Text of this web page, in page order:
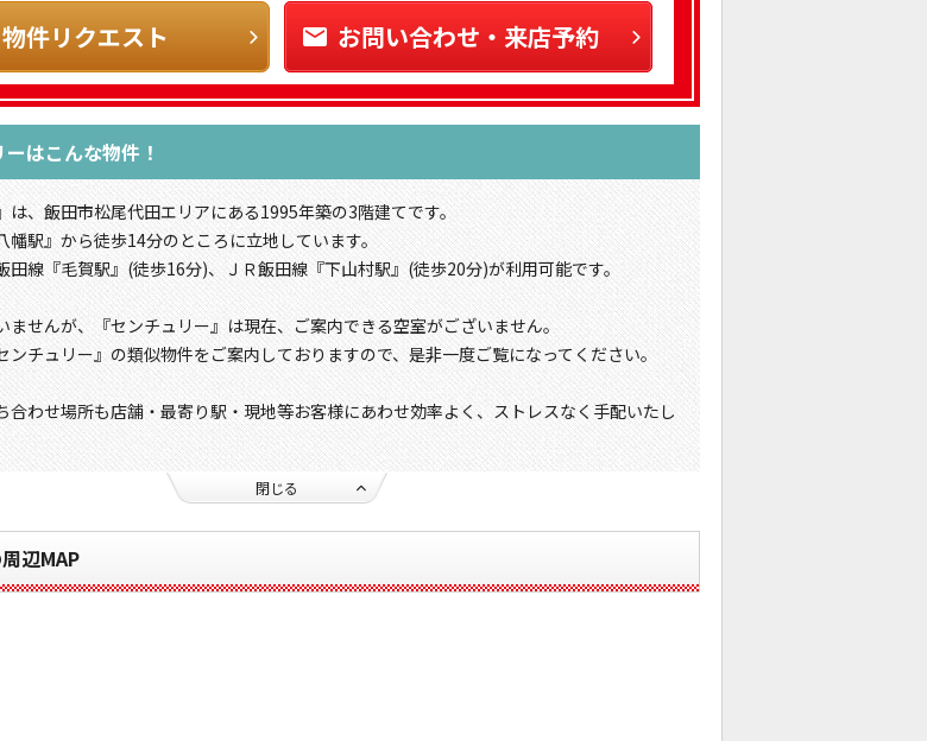
物件リクエスト お問い合わせ・来店予約
ーはこんな物件！
は、飯田市松尾代田エリアにある1995年築の3階建てです。
幡駅』から徒歩14分のところに立地しています。
田線『毛賀駅』(徒歩16分)、ＪＲ飯田線『下山村駅』(徒歩20分)が利用可能です。
ませんが、『センチュリー』は現在、ご案内できる空室がございません。
ンチュリー』の類似物件をご案内しておりますので、是非一度ご覧になってください。
合わせ場所も店舗・最寄り駅・現地等お客様にあわせ効率よく、ストレスなく手配いたし
閉じる
辺MAP